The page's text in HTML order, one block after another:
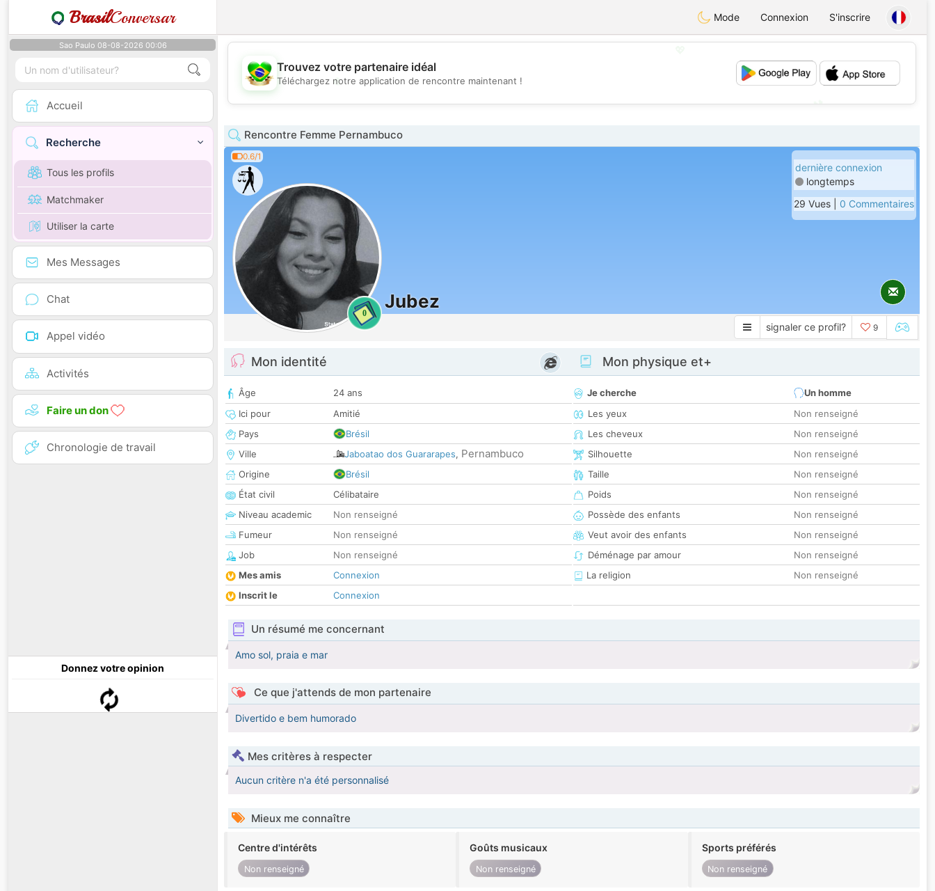
BrasilConversar Mode Connexion S'inscrire
Sao Paulo 08-08-2026 00:06
Accueil
Recherche
Tous les profils
Matchmaker
Utiliser la carte
Mes Messages
Chat
Appel vidéo
Activités
Faire un don
Chronologie de travail
Donnez votre opinion
💖
💕
Trouvez votre partenaire idéal
Téléchargez notre application de rencontre maintenant !
Rencontre Femme Pernambuco
0.6/1
0
Jubez
dernière connexion
longtemps
29 Vues | 0 Commentaires
signaler ce profil? 9
Mon identité
Âge
24 ans
Ici pour
Amitié
Pays
Brésil
Ville
Jaboatao dos Guararapes, Pernambuco
Origine
Brésil
État civil
Célibataire
Niveau academic
Non renseigné
Fumeur
Non renseigné
Job
Non renseigné
Mes amis
Connexion
Inscrit le
Connexion
Mon physique et+
Je cherche
Un homme
Les yeux
Non renseigné
Les cheveux
Non renseigné
Silhouette
Non renseigné
Taille
Non renseigné
Poids
Non renseigné
Possède des enfants
Non renseigné
Veut avoir des enfants
Non renseigné
Déménage par amour
Non renseigné
La religion
Non renseigné
Un résumé me concernant
Amo sol, praia e mar
Ce que j'attends de mon partenaire
Divertido e bem humorado
Mes critères à respecter
Aucun critère n'a été personnalisé
Mieux me connaître
Centre d'intérêts
Non renseigné
Goûts musicaux
Non renseigné
Sports préférés
Non renseigné